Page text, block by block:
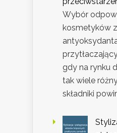
Wybór
kosmetyków z
gdy na rynku
tak wiele
składniki